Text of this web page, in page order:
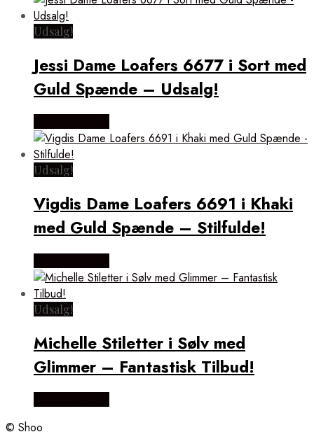
Udsalg!
Jessi Dame Loafers 6677 i Sort med
Guld Spænde – Udsalg!
Udsalg!
Vigdis Dame Loafers 6691 i Khaki
med Guld Spænde – Stilfulde!
Udsalg!
Michelle Stiletter i Sølv med
Glimmer – Fantastisk Tilbud!
© Shoo